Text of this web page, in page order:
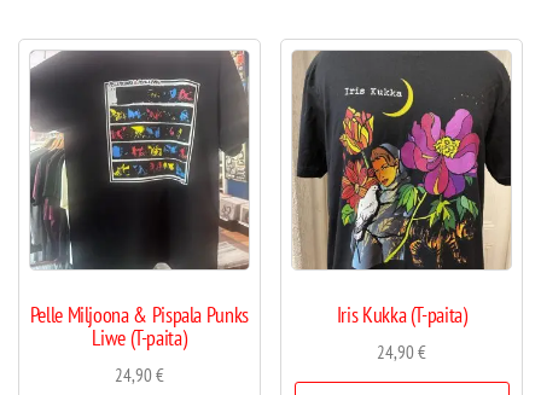
Pelle Miljoona & Pispala Punks
Liwe (T-paita)
24,90€
Iris Kukka (T-paita)
24,90€